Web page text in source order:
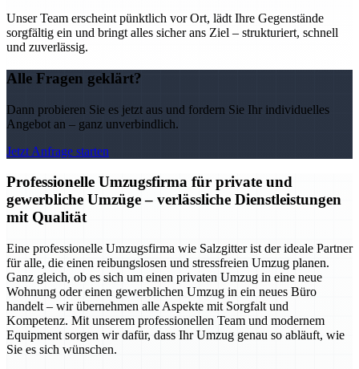
Unser Team erscheint pünktlich vor Ort, lädt Ihre Gegenstände
sorgfältig ein und bringt alles sicher ans Ziel – strukturiert, schnell
und zuverlässig.
Alle Fragen geklärt?
Dann probieren Sie es jetzt aus und fordern Sie Ihr individuelles
Angebot an – ganz unverbindlich.
Jetzt Anfrage starten
Professionelle Umzugsfirma für private und
gewerbliche Umzüge – verlässliche Dienstleistungen
mit Qualität
Eine professionelle Umzugsfirma wie Salzgitter ist der ideale Partner
für alle, die einen reibungslosen und stressfreien Umzug planen.
Ganz gleich, ob es sich um einen privaten Umzug in eine neue
Wohnung oder einen gewerblichen Umzug in ein neues Büro
handelt – wir übernehmen alle Aspekte mit Sorgfalt und
Kompetenz. Mit unserem professionellen Team und modernem
Equipment sorgen wir dafür, dass Ihr Umzug genau so abläuft, wie
Sie es sich wünschen.